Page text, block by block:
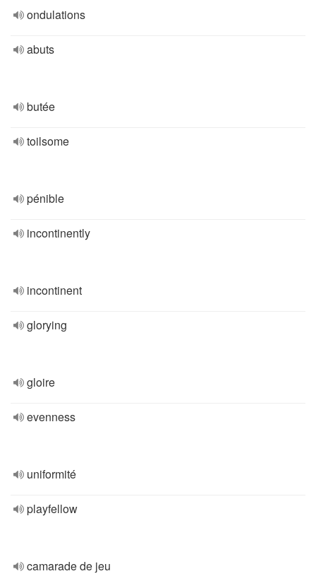
ondulations
abuts
butée
toilsome
pénible
incontinently
incontinent
glorying
gloire
evenness
uniformité
playfellow
camarade de jeu